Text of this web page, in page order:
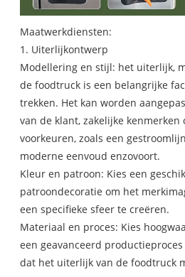
Maatwerkdiensten:
1. Uiterlijkontwerp
Modellering en stijl: het uiterlijk,
de foodtruck is een belangrijke
trekken. Het kan worden
van de klant, zakelijke kenmerken
voorkeuren, zoals een
moderne eenvoud enzovoort.
Kleur en patroon: Kies een
patroondecoratie om het
een specifieke sfeer te creëren.
Materiaal en proces: Kies
een geavanceerd
dat het uiterlijk van de foodtruck